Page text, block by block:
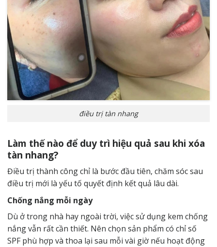
điều trị tàn nhang
Làm thế nào để duy trì hiệu quả sau khi xóa
tàn nhang?
Điều trị thành công chỉ là bước đầu tiên, chăm sóc sau
điều trị mới là yếu tố quyết định kết quả lâu dài.
Chống nắng mỗi ngày
Dù ở trong nhà hay ngoài trời, việc sử dụng kem chống
nắng vẫn rất cần thiết. Nên chọn sản phẩm có chỉ số
SPF phù hợp và thoa lại sau mỗi vài giờ nếu hoạt động